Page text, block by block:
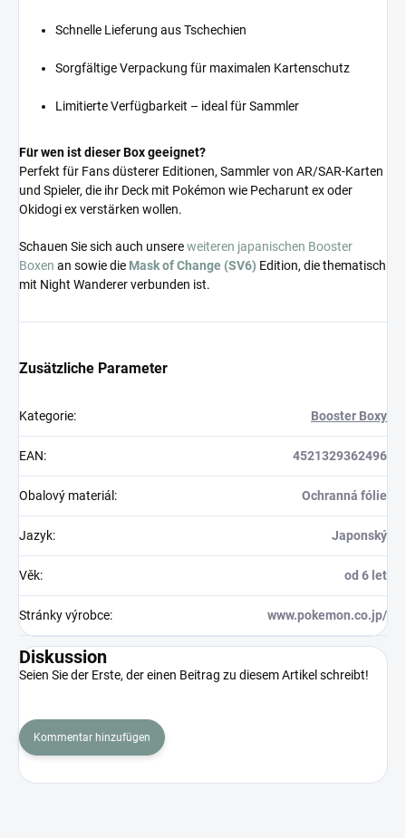
Schnelle Lieferung aus Tschechien
Sorgfältige Verpackung für maximalen Kartenschutz
Limitierte Verfügbarkeit – ideal für Sammler
Für wen ist dieser Box geeignet?
Perfekt für Fans düsterer Editionen, Sammler von AR/SAR-Karten
und Spieler, die ihr Deck mit Pokémon wie Pecharunt ex oder
Okidogi ex verstärken wollen.
Schauen Sie sich auch unsereweiteren japanischen Booster
Boxen an sowie die Mask of Change (SV6) Edition, die thematisch
mit Night Wanderer verbunden ist.
Zusätzliche Parameter
Kategorie: Booster Boxy
EAN: 4521329362496
Obalový materiál : Ochranná fólie
Jazyk: Japonský
Věk: od 6 let
Stránky výrobce: www.pokemon.co.jp/
Diskussion
Seien Sie der Erste, der einen Beitrag zu diesem Artikel schreibt!
Kommentar hinzufügen